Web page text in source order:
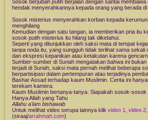
Sosok berjubah putih berjalan dengan santai
hendak menyerahkannya kepada orang yang berada di
Sosok misterius menyerahkan korban kepada
menghilang
Kemudian dengan satu tangan, ia memberikan pria itu
sosok putih misterius itu hilang tak diketahui.
Seperti yang ditunjukkan oleh saksi mata di tempat
tanpa noda itu, yang sungguh tidak terlihat sama
dan ekspresi kepanikan atau ketakutan karena
Sumber-sumber di Suriah mengatakan bahwa ini
terjadi di Suriah, saksi mata pernah melihat beberapa
berpartisipasi dalam pertempuran atau terjadinya
Bashar Assad terhadap kaum Muslimin. Cerita ini
terekam kamera.
Kaum Muslimin bertanya-tanya: Siapakah sosok-
Hanya Allah yang Tahu
Allahu a'lam bishawab
Untuk melihat video serupa lainnya klik video 1 video 2,
(siraaj/arrahmah.com)